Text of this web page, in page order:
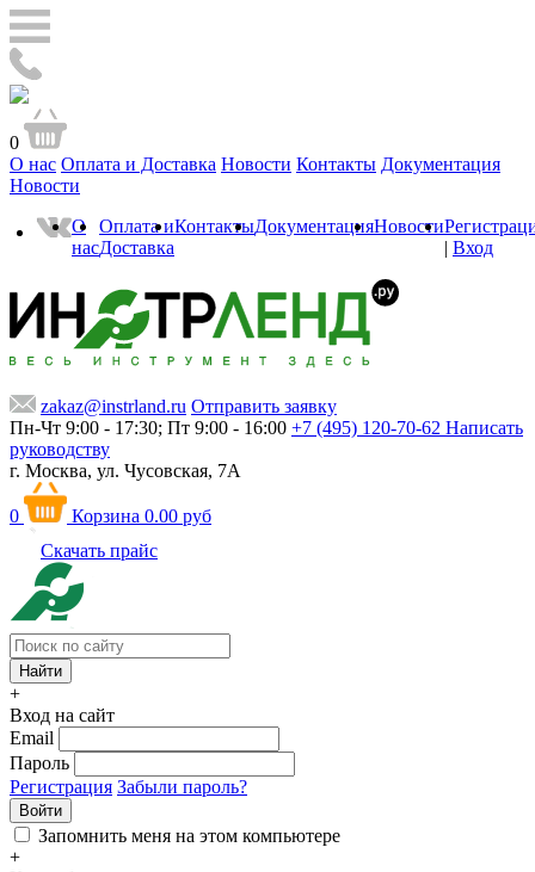
0
О нас Оплата и Доставка Новости Контакты Документация
Новости
О
нас
Оплата и
Доставка
КонтактыДокументацияНовости
| Вход
zakaz@instrland.ru Отправить заявку
Пн-Чт 9:00 - 17:30; Пт 9:00 - 16:00 +7 (495) 120-70-62 Написать
руководству
г. Москва, ул. Чусовская, 7А
0 Корзина 0.00 руб
Скачать прайс
+
Вход на сайт
Email
Пароль
Регистрация Забыли пароль?
Войти
Запомнить меня на этом компьютере
+